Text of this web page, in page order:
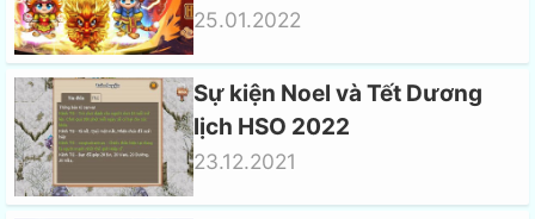
25.01.2022
Sự kiện Noel và Tết Dương
lịch HSO 2022
23.12.2021